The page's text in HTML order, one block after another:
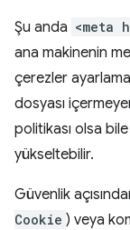
Şu anda <meta
ana makinenin
çerezler
dosyası
politikası olsa
yükseltebilir.
Güvenlik
Cookie ) veya